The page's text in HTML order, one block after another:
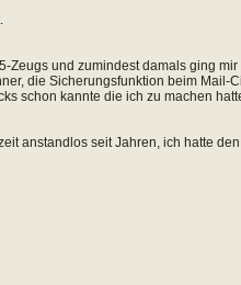
und zumindest damals ging
die Sicherungsfunktion beim Mail-
schon kannte die ich zu machen
anstandlos seit Jahren, ich hatte